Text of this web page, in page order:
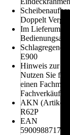
Doppelt Verglast
Im
E900
Hinweis zur
Nutzen Sie für
einen
AKN
R62P
EAN
5900988717011